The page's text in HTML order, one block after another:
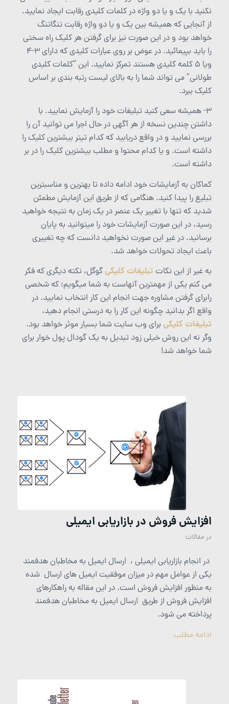
نکنید با یک و یا دو واژه در کلمات کلیدی رقابت ایجاد نمایید.
از آنجایی که همیشه بین یک و یا دو واژه رقابت تنگاتنگ
خواهد بود و در این صورت نیز برای گرفتن هر کلیک راه سختی
را باید بپیمائید. در عوض بر روی عبارات کلیدی که دارای 3-4
ویا 5 کلمه کلیدی هستند تمرکز نمایید. این “کلمات کلیدی
طولانی” می تواند شما را به بالای لیست رتبه بندی بر اساس
کلیک ببرد.
3- همیشه سعی کنید تبلیغات خود را آزمایش نمایید. با
داشتن چندین نسخه از هر آگهی در حال اجرا می توانید آن را
بررسی نمایید و در واقع دریابید که کدام تیتر بیشترین کلیک را
داشته است. و یا کدام محتوا و مطلب بیشترین کلیک را در بر
داشته است.
کماکان به آزمایشات خود ادامه داده تا بهترین و مناسبترین
تبلیغ را پیدا کنید. هنگامی که از طریق این آزمایش مطمئن
شدید که تنها با تغییر یک عنصر در یک زمان به نتیجه خواهید
رسید، در این صورت آزمایشات خود را میتوانید به پایان
برسانید. در غیر این صورت نخواهید دانست که چه تغییری
باعث ایجاد تحولات خواهد شد.
به غیر از این نکات تبلیغات کلیکی گوگل، نکته دیگری که فکر
می کنم یکی از مهمترین آنهاست به شما میگویم؛ که شخصی
رابرای گرفتن مشاوره جهت انجام این کار انتخاب نمایید. در
واقع اگر بدانید چگونه این کار را به درستی انجام دهید،
تبلیغات کلیکی برای وب سایت شما بسیار موثر خواهد بود.
وگر نه این روش خیلی زود تبدیل به یک گودال پول خوار برای
شما خواهد شد!
افزایش فروش در بازاریابی ایمیلی
در مقالات
در انجام بازاریابی ایمیلی ، ارسال ایمیل به مخاطبان هدفمند
یکی از عوامل مهم در میزان موفقیت ایمیل های ارسال شده
به منظور افزایش فروش است. در این مقاله به راهکارهای
افزایش فروش از طریق ارسال ایمیل به مخاطبان هدفمند
پرداخته می شود.
ادامه مطلب